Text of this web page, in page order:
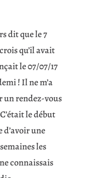
dit que le 7
qu’il avait
le 07/07/17
! Il ne m’a
un rendez-vous
le début
d’avoir une
les
connaissais